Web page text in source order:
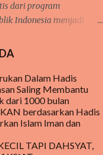
dari program
Indonesia menjadi
ke mulut warga.
tetapi mereka tetap
gratis tersebut.
mendapat cemoohan
ada yang tidak
sempat dilaporkan
mengkomsumsinya.
Dalam Hadis
Saling Membantu
dari 1000 bulan
berdasarkan Hadis
Islam Iman dan
TAPI DAHSYAT,